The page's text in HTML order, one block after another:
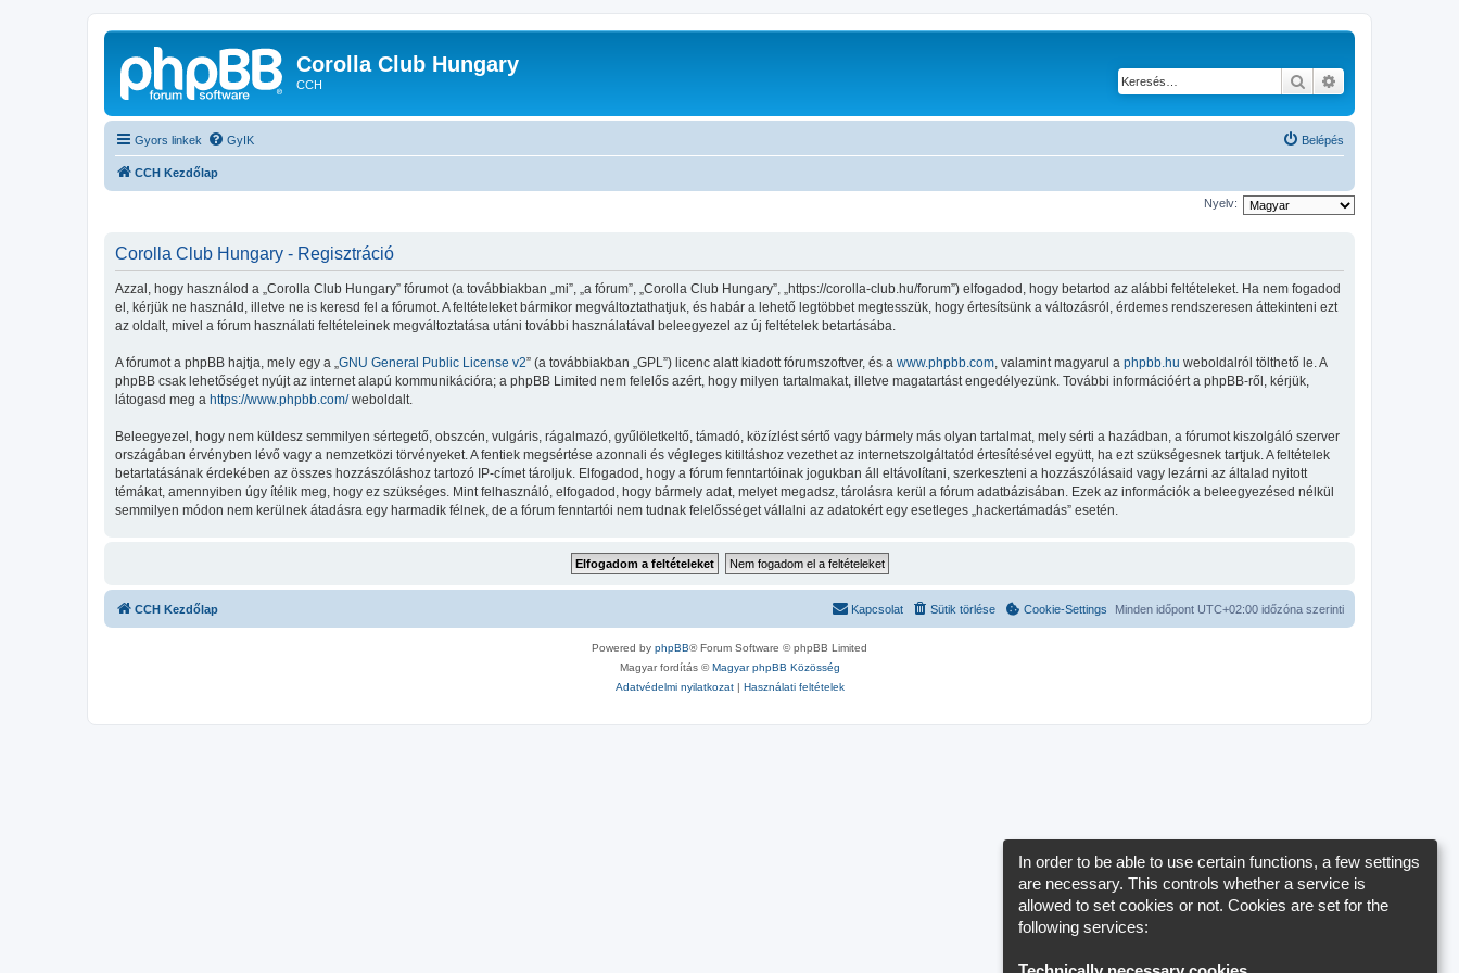
Corolla Club Hungary
CCH Keresés
Gyors linkek GyIK Belépés
CCH Kezdőlap
Nyelv:
Corolla Club Hungary - Regisztráció
Azzal, hogy használod a „Corolla Club Hungary” fórumot (a továbbiakban „mi”, „a fórum”, „Corolla Club Hungary”, „https://corolla-club.hu/forum”) elfogadod, hogy betartod az alábbi feltételeket. Ha nem fogadod
el, kérjük ne használd, illetve ne is keresd fel a fórumot. A feltételeket bármikor megváltoztathatjuk, és habár a lehető legtöbbet megtesszük, hogy értesítsünk a változásról, érdemes rendszeresen áttekinteni ezt
az oldalt, mivel a fórum használati feltételeinek megváltoztatása utáni további használatával beleegyezel az új feltételek betartásába.
A fórumot a phpBB hajtja, mely egy a „GNU General Public License v2” (a továbbiakban „GPL”) licenc alatt kiadott fórumszoftver, és a www.phpbb.com, valamint magyarul a phpbb.hu weboldalról tölthető le. A
phpBB csak lehetőséget nyújt az internet alapú kommunikációra; a phpBB Limited nem felelős azért, hogy milyen tartalmakat, illetve magatartást engedélyezünk. További információért a phpBB-ről, kérjük,
látogasd meg a https://www.phpbb.com/weboldalt.
Beleegyezel, hogy nem küldesz semmilyen sértegető, obszcén, vulgáris, rágalmazó, gyűlöletkeltő, támadó, közízlést sértő vagy bármely más olyan tartalmat, mely sérti a hazádban, a fórumot kiszolgáló szerver
országában érvényben lévő vagy a nemzetközi törvényeket. A fentiek megsértése azonnali és végleges kitiltáshoz vezethet az internetszolgáltatód értesítésével együtt, ha ezt szükségesnek tartjuk. A feltételek
betartatásának érdekében az összes hozzászóláshoz tartozó IP-címet tároljuk. Elfogadod, hogy a fórum fenntartóinak jogukban áll eltávolítani, szerkeszteni a hozzászólásaid vagy lezárni az általad nyitott
témákat, amennyiben úgy ítélik meg, hogy ez szükséges. Mint felhasználó, elfogadod, hogy bármely adat, melyet megadsz, tárolásra kerül a fórum adatbázisában. Ezek az információk a beleegyezésed nélkül
semmilyen módon nem kerülnek átadásra egy harmadik félnek, de a fórum fenntartói nem tudnak felelősséget vállalni az adatokért egy esetleges „hackertámadás” esetén.
CCH Kezdőlap Minden időpont UTC+02:00 időzóna szerinti
Cookie-Settings
Sütik törlése
Kapcsolat
Powered by phpBB® Forum Software © phpBB Limited
Magyar fordítás ©Magyar phpBB Közösség
Adatvédelmi nyilatkozat| Használati feltételek
In order to be able to use certain functions, a few settings
are necessary. This controls whether a service is
allowed to set cookies or not. Cookies are set for the
following services: